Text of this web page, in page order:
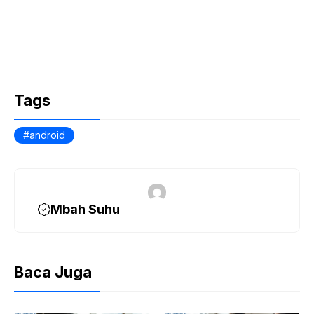
Tags
android
Mbah Suhu
Baca Juga